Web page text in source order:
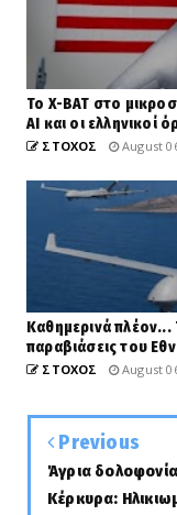
Το X-BAT στο
AI και οι ελληνικοί
ΣΤΟΧΟΣ August
Καθημερινά πλέον...
παραβιάσεις του
ΣΤΟΧΟΣ August
Previous
Άγρια
Κέρκυρα: